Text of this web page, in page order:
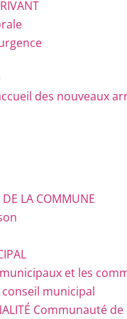
des nouveaux
DE LA COMMUNE
et les
conseil municipal
Communauté